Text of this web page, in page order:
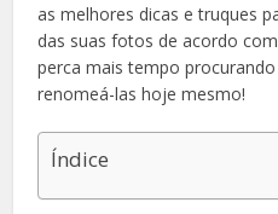
as melhores dicas e truques
das suas fotos de acordo
perca mais tempo
renomeá-las hoje mesmo!
Índice